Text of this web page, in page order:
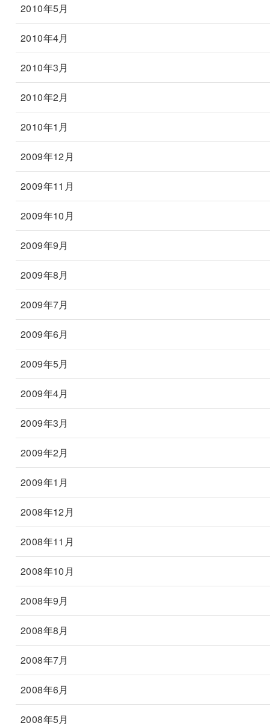
2010年5月
2010年4月
2010年3月
2010年2月
2010年1月
2009年12月
2009年11月
2009年10月
2009年9月
2009年8月
2009年7月
2009年6月
2009年5月
2009年4月
2009年3月
2009年2月
2009年1月
2008年12月
2008年11月
2008年10月
2008年9月
2008年8月
2008年7月
2008年6月
2008年5月